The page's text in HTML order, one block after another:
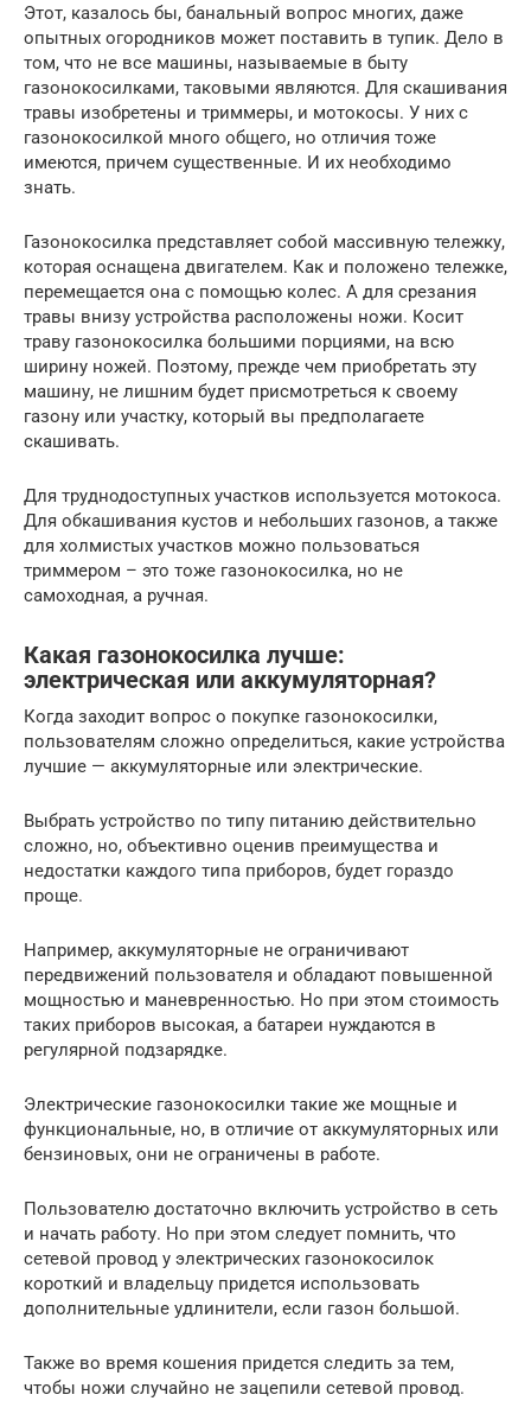
Этот, казалось бы, банальный вопрос многих, даже
опытных огородников может поставить в тупик. Дело в
том, что не все машины, называемые в быту
газонокосилками, таковыми являются. Для скашивания
травы изобретены и триммеры, и мотокосы. У них с
газонокосилкой много общего, но отличия тоже
имеются, причем существенные. И их необходимо
знать.
Газонокосилка представляет собой массивную тележку,
которая оснащена двигателем. Как и положено тележке,
перемещается она с помощью колес. А для срезания
травы внизу устройства расположены ножи. Косит
траву газонокосилка большими порциями, на всю
ширину ножей. Поэтому, прежде чем приобретать эту
машину, не лишним будет присмотреться к своему
газону или участку, который вы предполагаете
скашивать.
Для труднодоступных участков используется мотокоса.
Для обкашивания кустов и небольших газонов, а также
для холмистых участков можно пользоваться
триммером – это тоже газонокосилка, но не
самоходная, а ручная.
Какая газонокосилка лучше:
электрическая или аккумуляторная?
Когда заходит вопрос о покупке газонокосилки,
пользователям сложно определиться, какие устройства
лучшие — аккумуляторные или электрические.
Выбрать устройство по типу питанию действительно
сложно, но, объективно оценив преимущества и
недостатки каждого типа приборов, будет гораздо
проще.
Например, аккумуляторные не ограничивают
передвижений пользователя и обладают повышенной
мощностью и маневренностью. Но при этом стоимость
таких приборов высокая, а батареи нуждаются в
регулярной подзарядке.
Электрические газонокосилки такие же мощные и
функциональные, но, в отличие от аккумуляторных или
бензиновых, они не ограничены в работе.
Пользователю достаточно включить устройство в сеть
и начать работу. Но при этом следует помнить, что
сетевой провод у электрических газонокосилок
короткий и владельцу придется использовать
дополнительные удлинители, если газон большой.
Также во время кошения придется следить за тем,
чтобы ножи случайно не зацепили сетевой провод.